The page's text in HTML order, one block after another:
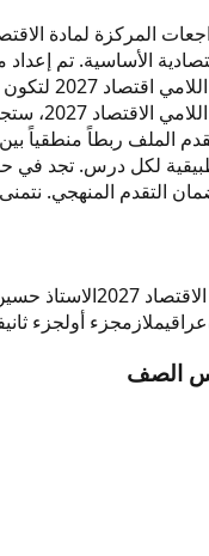
من
الملف ربطاً منطقياً
التقدم المنهجي.
2027
الاستاذ حسين
عراقيملازمجزء أولجزء ثاني
الصف